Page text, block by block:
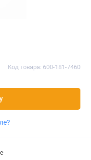
Код товара: 600-181-7460